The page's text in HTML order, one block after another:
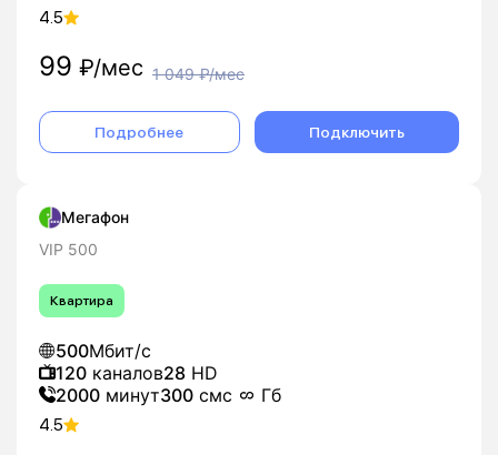
4.5
99 ₽/мес 1 049₽/мес
Подробнее Подключить
Мегафон
VIP 500
Квартира
500Мбит/с
120 каналов28 HD
2000 минут300 смс Гб
4.5